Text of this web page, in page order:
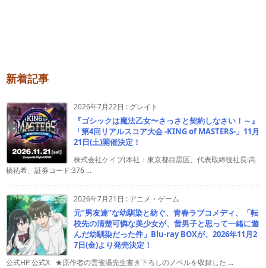
新着記事
2026年7月22日 : グレイト
『ゴシックは魔法乙女〜さっさと契約しなさい！～』
「第4回リアルスコア大会 -KING of MASTERS-」11月
21日(土)開催決定！
株式会社ケイブ(本社：東京都目黒区、代表取締役社長:高
橋祐希、証券コード:376 ...
2026年7月21日 : アニメ・ゲーム
元”男友達”な幼馴染と紡ぐ、青春ラブコメディ、「転
校先の清楚可憐な美少女が、昔男子と思って一緒に遊
んだ幼馴染だった件」Blu-ray BOXが、2026年11月2
7日(金)より発売決定！
公式HP 公式X ★原作者の雲雀湯先生書き下ろしのノベルを収録した ...